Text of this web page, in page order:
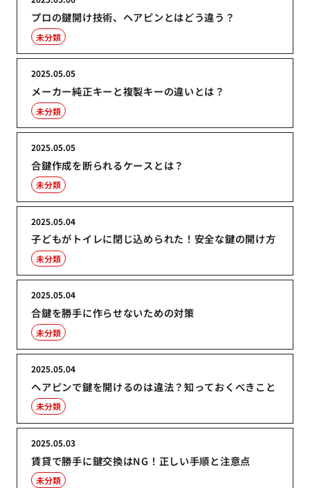
プロの鍵開け技術、ヘアピンとはどう違う？
未分類
メーカー純正キーと複製キーの違いとは？
2025.05.05
未分類
合鍵作成を断られるケースとは？
2025.05.05
未分類
子どもがトイレに閉じ込められた！安全な鍵の開け方
2025.05.04
未分類
合鍵を勝手に作らせないための対策
2025.05.04
未分類
ヘアピンで鍵を開けるのは違法？知っておくべきこと
2025.05.04
未分類
賃貸で勝手に鍵交換はNG！正しい手順と注意点
2025.05.03
未分類